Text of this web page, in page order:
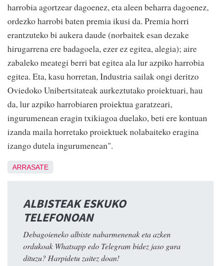
harrobia agortzear dagoenez, eta aleen beharra dagoenez,
ordezko harrobi baten premia ikusi da. Premia horri
erantzuteko bi aukera daude (norbaitek esan dezake
hirugarrena ere badagoela, ezer ez egitea, alegia); aire
zabaleko meategi berri bat egitea ala lur azpiko harrobia
egitea. Eta, kasu horretan, Industria sailak ongi deritzo
Oviedoko Unibertsitateak aurkeztutako proiektuari, hau
da, lur azpiko harrobiaren proiektua garatzeari,
ingurumenean eragin txikiagoa duelako, beti ere kontuan
izanda maila horretako proiektuek nolabaiteko eragina
izango dutela ingurumenean".
ARRASATE
ALBISTEAK ESKUKO
TELEFONOAN
Debagoieneko albiste nabarmenenak eta azken
ordukoak Whatsapp edo Telegram bidez jaso gura
dituzu? Harpidetu zaitez doan!